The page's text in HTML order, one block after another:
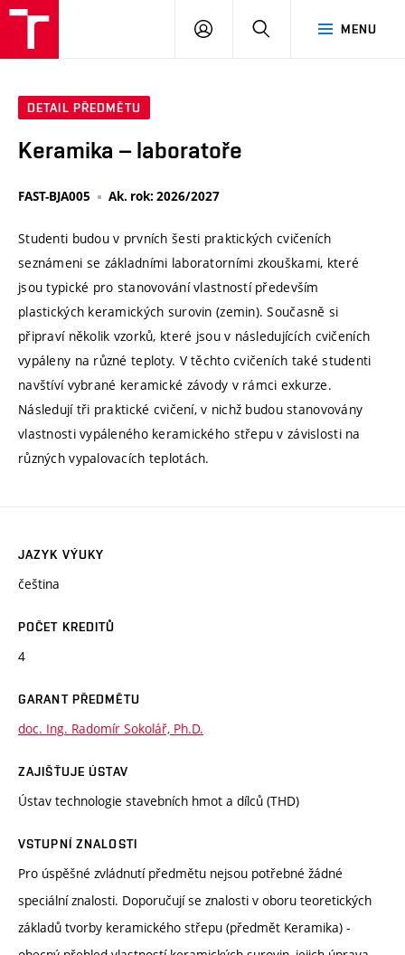
MENU
PŘIHLÁSIT
DETAIL PŘEDMĚTU
Keramika – laboratoře
FAST-BJA005 Ak. rok: 2026/2027
Studenti budou v prvních šesti praktických cvičeních
seznámeni se základními laboratorními zkouškami, které
jsou typické pro stanovování vlastností především
plastických keramických surovin (zemin). Současně si
připraví několik vzorků, které jsou v následujících cvičeních
vypáleny na různé teploty. V těchto cvičeních také studenti
navštíví vybrané keramické závody v rámci exkurze.
Následují tři praktické cvičení, v nichž budou stanovovány
vlastnosti vypáleného keramického střepu v závislosti na
různých vypalovacích teplotách.
JAZYK VÝUKY
čeština
POČET KREDITŮ
4
GARANT PŘEDMĚTU
doc. Ing. Radomír Sokolář, Ph.D.
ZAJIŠŤUJE ÚSTAV
Ústav technologie stavebních hmot a dílců (THD)
VSTUPNÍ ZNALOSTI
Pro úspěšné zvládnutí předmětu nejsou potřebné žádné
speciální znalosti. Doporučují se znalosti v oboru teoretických
základů tvorby keramického střepu (předmět Keramika) -